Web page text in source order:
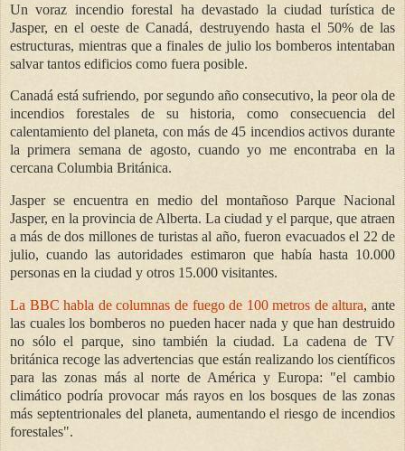
Un voraz incendio forestal ha devastado la ciudad turística de
Jasper, en el oeste de Canadá, destruyendo hasta el 50% de las
estructuras, mientras que a finales de julio los bomberos intentaban
salvar tantos edificios como fuera posible.
Canadá está sufriendo, por segundo año consecutivo, la peor ola de
incendios forestales de su historia, como consecuencia del
calentamiento del planeta, con más de 45 incendios activos durante
la primera semana de agosto, cuando yo me encontraba en la
cercana Columbia Británica.
Jasper se encuentra en medio del montañoso Parque Nacional
Jasper, en la provincia de Alberta. La ciudad y el parque, que atraen
a más de dos millones de turistas al año, fueron evacuados el 22 de
julio, cuando las autoridades estimaron que había hasta 10.000
personas en la ciudad y otros 15.000 visitantes.
La BBC habla de columnas de fuego de 100 metros de altura, ante
las cuales los bomberos no pueden hacer nada y que han destruido
no sólo el parque, sino también la ciudad. La cadena de TV
británica recoge las advertencias que están realizando los científicos
para las zonas más al norte de América y Europa: "el cambio
climático podría provocar más rayos en los bosques de las zonas
más septentrionales del planeta, aumentando el riesgo de incendios
forestales".